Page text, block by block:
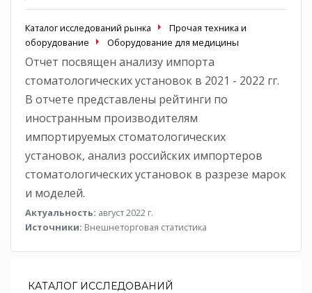
Каталог исследований рынка
Прочая техника и
оборудование
Оборудование для медицины
Отчет посвящен анализу импорта
стоматологических установок в 2021 - 2022 гг.
В отчете представлены рейтинги по
иностранным производителям
импортируемых стоматологических
установок, анализ российских импортеров
стоматологических установок в разрезе марок
и моделей.
Актуальность: август 2022 г.
Источники: Внешнеторговая статистика
КАТАЛОГ ИССЛЕДОВАНИЙ